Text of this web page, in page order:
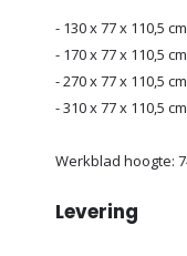
- 130 x 77 x 110,5 cm
- 170 x 77 x 110,5 cm
- 270 x 77 x 110,5 cm
- 310 x 77 x 110,5 cm
Werkblad hoogte:
Levering